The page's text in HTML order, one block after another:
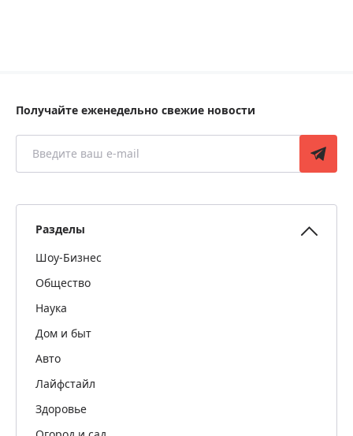
Получайте еженедельно свежие новости
Разделы
Шоу-Бизнес
Общество
Наука
Дом и быт
Авто
Лайфстайл
Здоровье